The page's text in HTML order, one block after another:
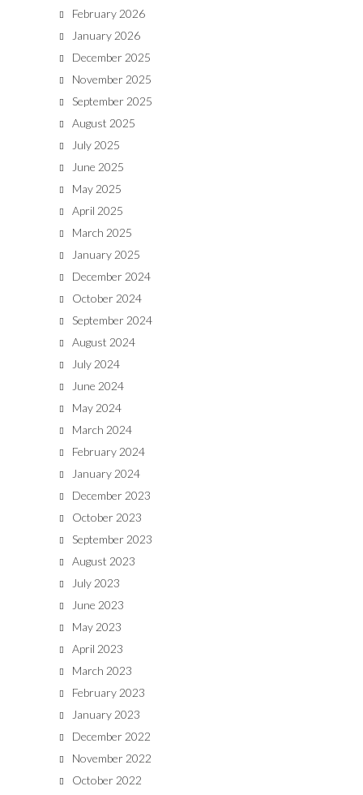
February 2026
January 2026
December 2025
November 2025
September 2025
August 2025
July 2025
June 2025
May 2025
April 2025
March 2025
January 2025
December 2024
October 2024
September 2024
August 2024
July 2024
June 2024
May 2024
March 2024
February 2024
January 2024
December 2023
October 2023
September 2023
August 2023
July 2023
June 2023
May 2023
April 2023
March 2023
February 2023
January 2023
December 2022
November 2022
October 2022